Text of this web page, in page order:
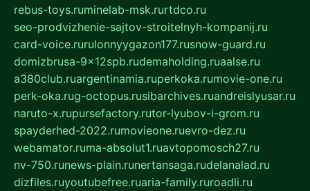
rebus-toys.ruminelab-msk.rurtdco.ru
seo-prodvizhenie-sajtov-stroitelnyh-kompanij.ru
card-voice.rurulonnyygazon177.rusnow-guard.ru
domizbrusa-9x12spb.rudemaholding.ruaalse.ru
a380club.ruargentinamia.ruperkoka.rumovie-one.ru
perk-oka.rug-octopus.rusibarchives.ruandreislyusar.ru
naruto-x.rupursefactory.rutor-lyubov-i-grom.ru
spayderhed-2022.rumovieone.ruevro-dez.ru
webamator.ruma-absolut1.ruavtopomosch27.ru
nv-750.runews-plain.runertansaga.rudelanalad.ru
dizfiles.ruyoutubefree.ruaria-family.ruroadli.ru